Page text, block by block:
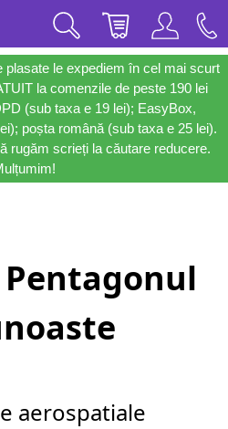
plasate le expediem în cel mai scurt
la comenzile de peste 190 lei
(sub taxa e 19 lei); EasyBox,
poșta română (sub taxa e 25 lei).
rugăm scrieți la căutare reducere.
Pentagonul
aerospatiale